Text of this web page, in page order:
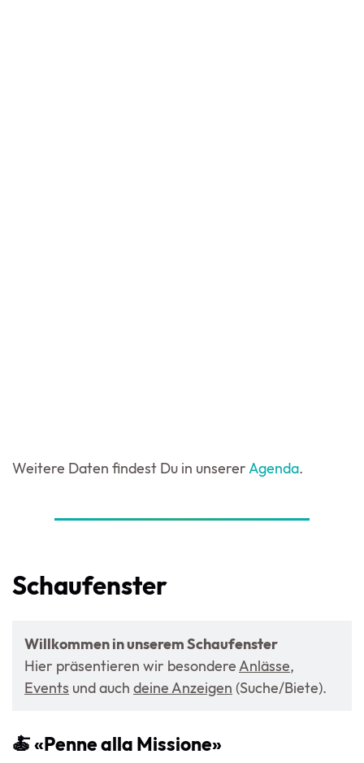
Weitere Daten findest Du in unsererAgenda.
Schaufenster
Willkommen in unserem Schaufenster
Hier präsentieren wir besondereAnlässe,
Events und auch deine Anzeigen (Suche/Biete).
🍝 «Penne alla Missione»